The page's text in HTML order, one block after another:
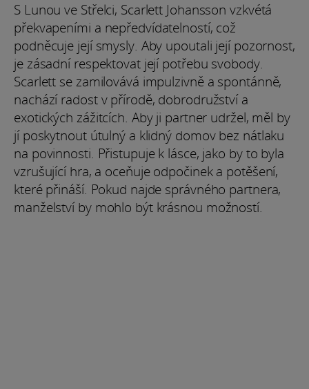
S Lunou ve Střelci, Scarlett Johansson vzkvétá
překvapeními a nepředvídatelností, což
podněcuje její smysly. Aby upoutali její pozornost,
je zásadní respektovat její potřebu svobody.
Scarlett se zamilovává impulzivně a spontánně,
nachází radost v přírodě, dobrodružství a
exotických zážitcích. Aby ji partner udržel, měl by
jí poskytnout útulný a klidný domov bez nátlaku
na povinnosti. Přistupuje k lásce, jako by to byla
vzrušující hra, a oceňuje odpočinek a potěšení,
které přináší. Pokud najde správného partnera,
manželství by mohlo být krásnou možností.